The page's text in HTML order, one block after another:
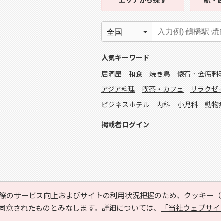
のサービス向上およびサイトの利用状況把握のため、クッキー
されたものとみなします。詳細については、
「当社ウェブサ
人気キーワード
居酒屋
和食 焼き鳥
懐石・会席料
アジア料理
喫茶・カフェ
リラクゼ
ビジネスホテル
内科 小児科 動物
掲載者ログイン
Copyright © HYOJITO.Co.,Ltd. All Rights Reserved.